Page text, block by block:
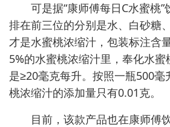
可是据“康师傅每日C水蜜桃”
排在前三位的分别是水、白砂糖
才是水蜜桃浓缩汁，包装标注含
5%的水蜜桃浓缩汁里，奉化水
是≥20毫克每升。按照一瓶500毫
桃浓缩汁的添加量只有0.01克。
目前，该款产品也在康师傅